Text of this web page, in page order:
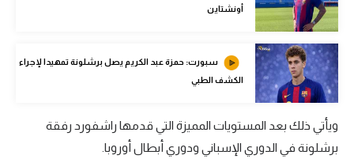
ركن الألعاب
أقسام خاصة
Gamers
ميركاتو
تحقيق في الجول
أونشتاين
سبورت: حمزة عبد الكريم يصل برشلونة تمهيدا لإجراء
الكشف الطبي
ويأتي ذلك بعد المستويات المميزة التي قدمها راشفورد رفقة
برشلونة في الدوري الإسباني ودوري أبطال أوروبا.